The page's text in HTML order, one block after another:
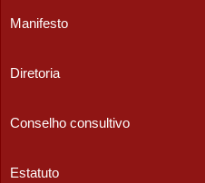
Manifesto
Diretoria
Conselho consultivo
Estatuto